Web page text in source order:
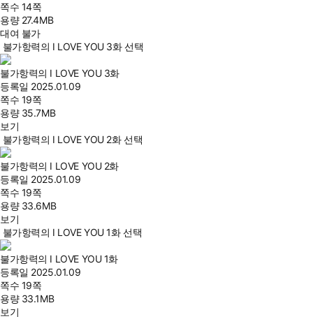
쪽수 14쪽
용량 27.4MB
대여 불가
불가항력의 I LOVE YOU 3화 선택
불가항력의 I LOVE YOU 3화
등록일 2025.01.09
쪽수 19쪽
용량 35.7MB
보기
불가항력의 I LOVE YOU 2화 선택
불가항력의 I LOVE YOU 2화
등록일 2025.01.09
쪽수 19쪽
용량 33.6MB
보기
불가항력의 I LOVE YOU 1화 선택
불가항력의 I LOVE YOU 1화
등록일 2025.01.09
쪽수 19쪽
용량 33.1MB
보기